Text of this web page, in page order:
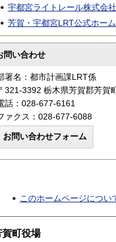
宇都宮ライトレール株式会
芳賀・宇都宮LRT公式ホー
問い合わせ
署名：都市計画課LRT係
321-3392 栃木県芳賀郡芳賀
話：028-677-6161
ァクス：028-677-6088
このホームページについ
賀町役場